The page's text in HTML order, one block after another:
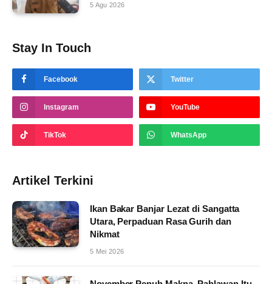
5 Agu 2026
Stay In Touch
Facebook Twitter
Instagram YouTube
TikTok WhatsApp
Artikel Terkini
Ikan Bakar Banjar Lezat di Sangatta
Utara, Perpaduan Rasa Gurih dan
Nikmat
5 Mei 2026